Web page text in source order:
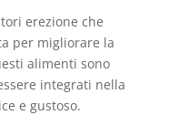
erezione che
per migliorare la
alimenti sono
integrati nella
e gustoso.